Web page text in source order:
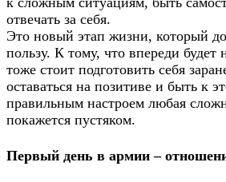
отвечать за себя.
Это новый этап жизни, который
пользу. К тому, что впереди будет
тоже стоит подготовить себя
оставаться на позитиве и быть к
правильным настроем любая
покажется пустяком.
Первый день в армии –